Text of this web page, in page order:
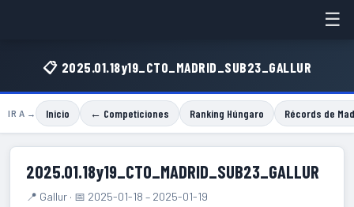
☰
📋 2025.01.18y19_CTO_MADRID_SUB23_GALLUR
IR A → Inicio ← Competiciones Ranking Húngaro Récords de
2025.01.18y19_CTO_MADRID_SUB23_GALLUR
📍 Gallur · 📅 2025-01-18 – 2025-01-19